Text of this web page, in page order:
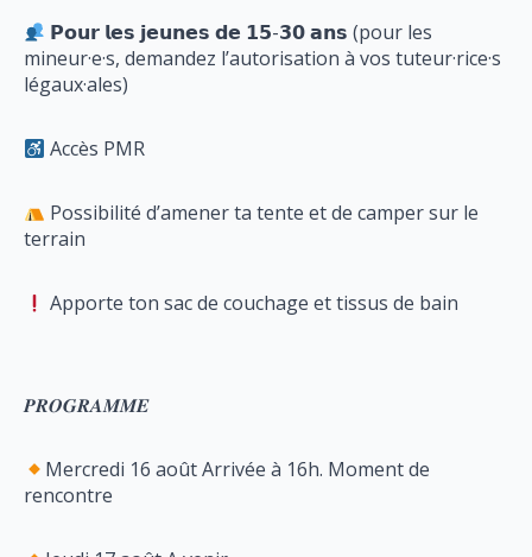
𝗣𝗼𝘂𝗿 𝗹𝗲𝘀 𝗷𝗲𝘂𝗻𝗲𝘀 𝗱𝗲 𝟭𝟱-𝟯𝟬 𝗮𝗻𝘀 (pour les
mineur·e·s, demandez l’autorisation à vos tuteur·rice·s
légaux·ales)
Accès PMR
Possibilité d’amener ta tente et de camper sur le
terrain
Apporte ton sac de couchage et tissus de bain
𝑷𝑹𝑶𝑮𝑹𝑨𝑴𝑴𝑬
Mercredi 16 août Arrivée à 16h. Moment de
rencontre